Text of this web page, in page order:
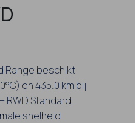
Range beschikt
en 435.0 km bij
RWD Standard
snelheid